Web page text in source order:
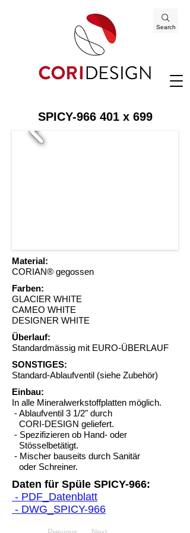
Search
SPICY-966 401 x 699
Material:
CORIAN® gegossen
Farben:
GLACIER WHITE
CAMEO WHITE
DESIGNER WHITE
Überlauf:
Standardmässig mit EURO-ÜBERLAUF
SONSTIGES:
Standard-Ablaufventil (siehe Zubehör)
Einbau:
In alle Mineralwerkstoffplatten möglich.
- Ablaufventil 3 1/2" durch
CORI-DESIGN geliefert.
- Spezifizieren ob Hand- oder
Stösselbetätigt.
- Mischer bauseits durch Sanitär
oder Schreiner.
Daten für Spüle SPICY-966:
- PDF_Datenblatt
- DWG_SPICY-966